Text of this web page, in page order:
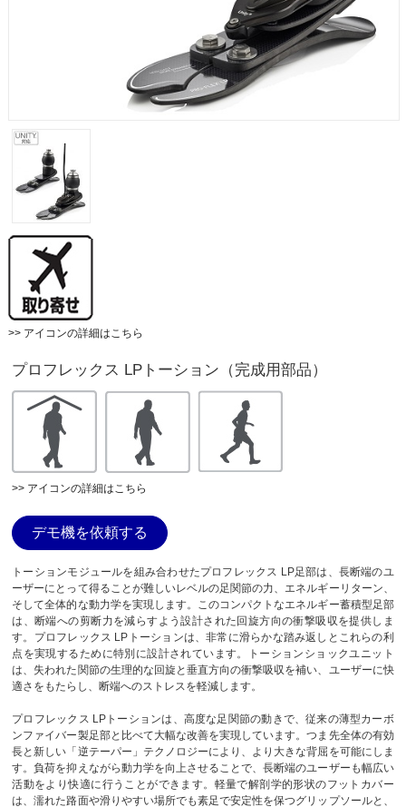
>> アイコンの詳細はこちら
プロフレックス LPトーション（完成用部品）
>> アイコンの詳細はこちら
デモ機を依頼する
トーションモジュールを組み合わせたプロフレックス LP足部は、長断端のユ
ーザーにとって得ることが難しいレベルの足関節の力、エネルギーリターン、
そして全体的な動力学を実現します。このコンパクトなエネルギー蓄積型足部
は、断端への剪断力を減らすよう設計された回旋方向の衝撃吸収を提供しま
す。プロフレックス LPトーションは、非常に滑らかな踏み返しとこれらの利
点を実現するために特別に設計されています。トーションショックユニット
は、失われた関節の生理的な回旋と垂直方向の衝撃吸収を補い、ユーザーに快
適さをもたらし、断端へのストレスを軽減します。
プロフレックス LPトーションは、高度な足関節の動きで、従来の薄型カーボ
ンファイバー製足部と比べて大幅な改善を実現しています。つま先全体の有効
長と新しい「逆テーパー」テクノロジーにより、より大きな背屈を可能にしま
す。負荷を抑えながら動力学を向上させることで、長断端のユーザーも幅広い
活動をより快適に行うことができます。軽量で解剖学的形状のフットカバー
は、濡れた路面や滑りやすい場所でも素足で安定性を保つグリップソールと、